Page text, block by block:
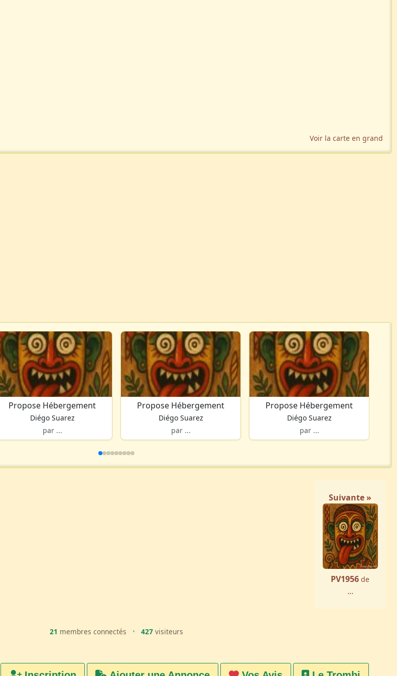
Voir la carte en grand
Propose Hébergement
Diégo Suarez
par ...
Propose Hébergement
Diégo Suarez
par ...
Propose Hébergement
Diégo Suarez
par ...
Suivante »
PV1956 de
...
21 membres connectés • 427 visiteurs